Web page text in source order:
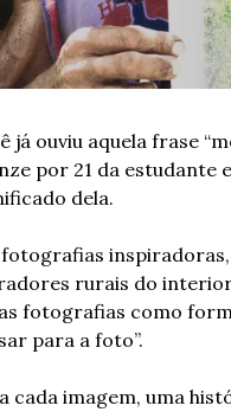
já ouviu aquela frase
por 21 da estudante
dela.
rurais do
fotografias como
para a foto”.
cada imagem, uma